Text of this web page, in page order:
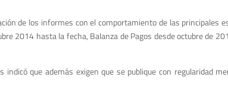
de los informes con el comportamiento de las principales
2014 hasta la fecha, Balanza de Pagos desde octubre de
que además exigen que se publique con regularidad